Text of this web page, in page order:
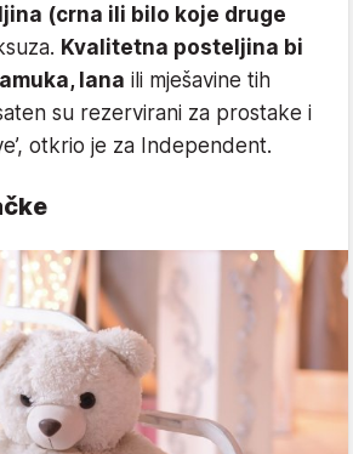
(crna ili bilo koje druge
Kvalitetna posteljina bi
lana ili mješavine tih
su rezervirani za prostake i
otkrio je za Independent.